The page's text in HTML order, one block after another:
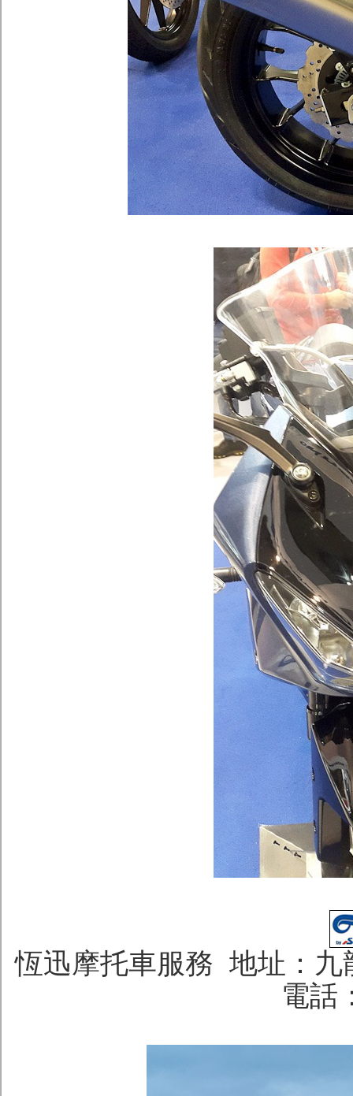
恆迅摩托車服務 地址：
電話